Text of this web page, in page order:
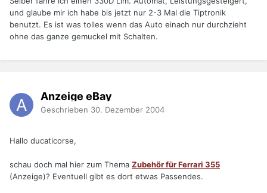
und glaube mir ich habe bis jetzt nur 2-3 Mal die Tiptronik
benutzt. Es ist was tolles wenn das Auto einach nur durchzieht
ohne das ganze gemuckel mit Schalten.
Anzeige eBay
Geschrieben 30. Dezember 2004
Hallo ducaticorse,
schau doch mal hier zum Thema Zubehör für Ferrari 355
(Anzeige)? Eventuell gibt es dort etwas Passendes.